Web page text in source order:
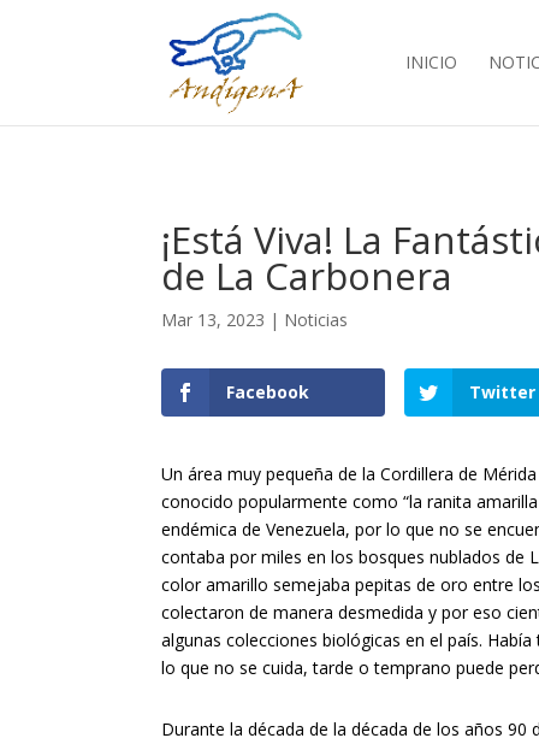
INICIO
¡Está Viva! La
de La Carbonera
Mar 13, 2023 | Noticias
Facebook Twitter
Un área muy pequeña de la Cordillera de
conocido popularmente como “la ranita
endémica de Venezuela, por lo que no se
contaba por miles en los bosques nublados de
color amarillo semejaba pepitas de oro entre
colectaron de manera desmedida y por eso
algunas colecciones biológicas en el país.
lo que no se cuida, tarde o temprano puede
Durante la década de la década de los años